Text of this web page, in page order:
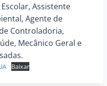
Assistente
Agente de
Controladoria,
Mecânico Geral e
Baixar